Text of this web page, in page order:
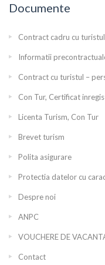
Documente
Contract cadru cu turistul
Informatii
Contract cu turistul –
Con Tur, Certificat
Licenta Turism, Con Tur
Brevet turism
Polita asigurare
Protectia datelor cu
Despre noi
ANPC
VOUCHERE DE
Contact